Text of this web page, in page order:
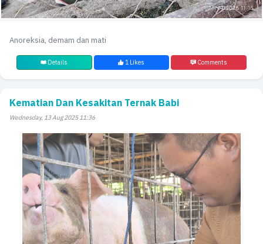
Anoreksia, demam dan mati
Details 1 Likes Comments
Kematian Dan Kesakitan Ternak Babi
Wednesday, 13 Aug 2025 11:36